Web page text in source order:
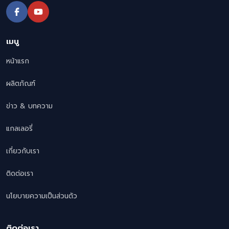
เมนู
หน้าแรก
ผลิตภัณฑ์
ข่าว & บทความ
แกลเลอรี่
เกี่ยวกับเรา
ติดต่อเรา
นโยบายความเป็นส่วนตัว